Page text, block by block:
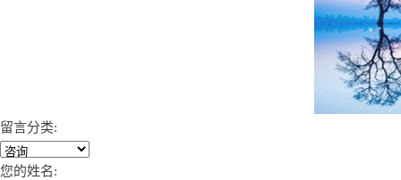
留言分类:
您的姓名: